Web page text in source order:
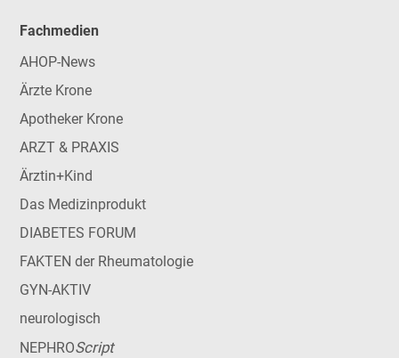
Fachmedien
AHOP-News
Ärzte Krone
Apotheker Krone
ARZT & PRAXIS
Ärztin+Kind
Das Medizinprodukt
DIABETES FORUM
FAKTEN der Rheumatologie
GYN-AKTIV
neurologisch
NEPHROScript